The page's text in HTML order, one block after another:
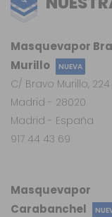
Masquevapor
Carabanchel
Masquevapor
Murillo
NUEVA
C/ Bravo Murillo, 224
Madrid - 28020
Madrid - España
917 44 43 69